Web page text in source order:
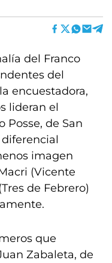
del Franco
del
encuestadora,
lideran el
Posse, de San
diferencial
imagen
(Vicente
de Febrero)
que
Zabaleta, de